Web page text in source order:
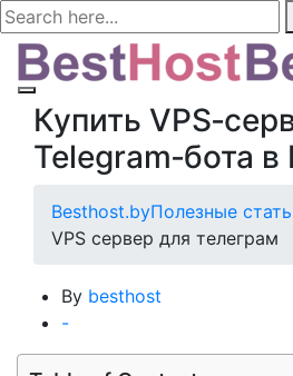
Купить
Telegram‑бота в
Besthost.byПолезные
VPS сервер для телеграм
By besthost
-